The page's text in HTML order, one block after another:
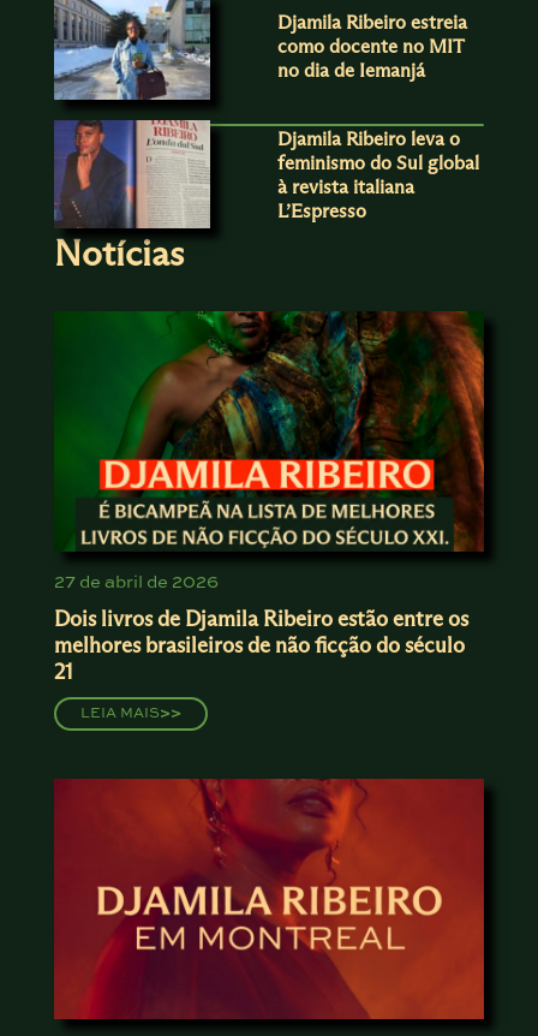
Djamila Ribeiro estreia
como docente no MIT
no dia de Iemanjá
Djamila Ribeiro leva o
feminismo do Sul global
à revista italiana
L’Espresso
Notícias
27 de abril de 2026
Dois livros de Djamila Ribeiro estão entre os
melhores brasileiros de não ficção do século
21
LEIA MAIS>>